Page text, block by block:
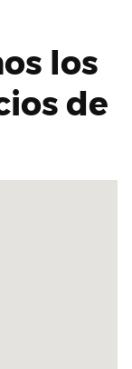
los
de